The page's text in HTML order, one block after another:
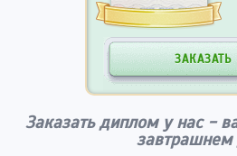
ЗАКАЗАТЬ
Заказать диплом у нас -
завтрашнем